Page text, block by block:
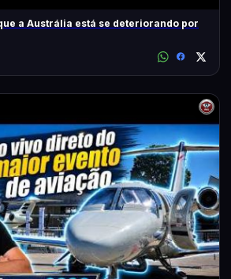
a Austrália está se deteriorando por